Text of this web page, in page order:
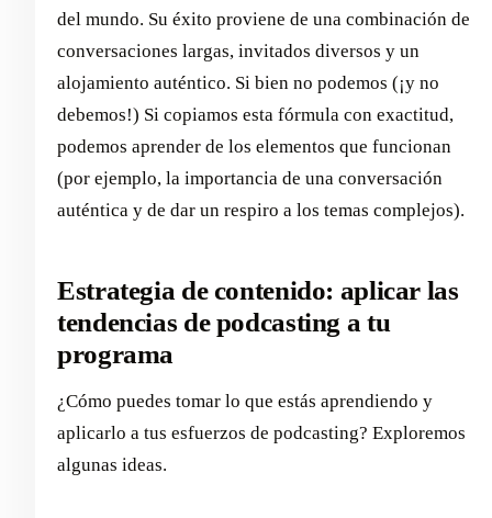
del mundo. Su éxito proviene de una combinación de
conversaciones largas, invitados diversos y un
alojamiento auténtico. Si bien no podemos (¡y no
debemos!) Si copiamos esta fórmula con exactitud,
podemos aprender de los elementos que funcionan
(por ejemplo, la importancia de una conversación
auténtica y de dar un respiro a los temas complejos).
Estrategia de contenido: aplicar las
tendencias de podcasting a tu
programa
¿Cómo puedes tomar lo que estás aprendiendo y
aplicarlo a tus esfuerzos de podcasting? Exploremos
algunas ideas.